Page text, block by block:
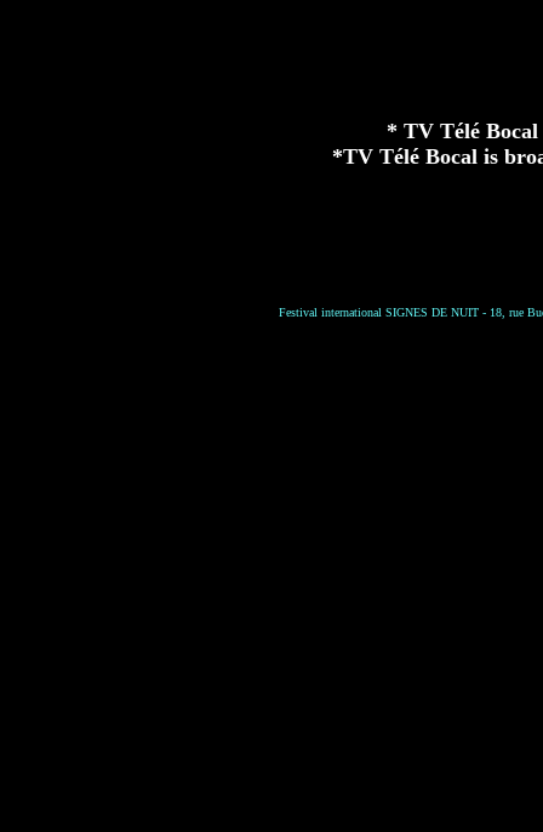
* TV Télé Bocal
*TV Télé Bocal is
Festival international SIGNES DE NUIT - 18, rue